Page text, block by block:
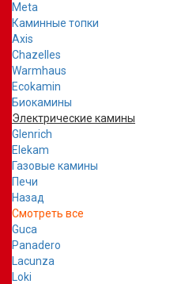
Meta
Каминные топки
Axis
Chazelles
Warmhaus
Ecokamin
Биокамины
Электрические камины
Glenrich
Elekam
Газовые камины
Печи
Назад
Смотреть все
Guca
Panadero
Lacunza
Loki